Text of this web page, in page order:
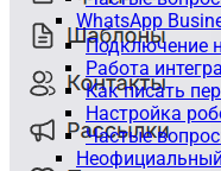
WhatsApp
Подключение
Работа
Как писать
Настройка
Частые